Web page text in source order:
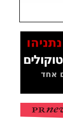
בזק-
Yes (תיק 4000)
-כאן
לקב'